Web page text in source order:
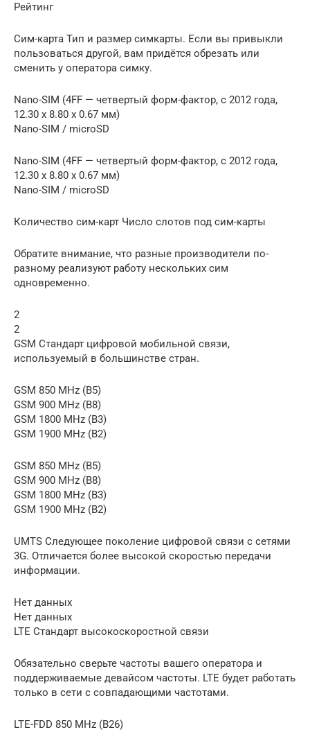
Рейтинг
Сим-карта Тип и размер симкарты. Если вы привыкли
пользоваться другой, вам придётся обрезать или
сменить у оператора симку.
Nano-SIM (4FF — четвертый форм-фактор, с 2012 года,
12.30 x 8.80 x 0.67 мм)
Nano-SIM / microSD
Nano-SIM (4FF — четвертый форм-фактор, с 2012 года,
12.30 x 8.80 x 0.67 мм)
Nano-SIM / microSD
Количество сим-карт Число слотов под сим-карты
Обратите внимание, что разные производители по-
разному реализуют работу нескольких сим
одновременно.
2
2
GSM Стандарт цифровой мобильной связи,
используемый в большинстве стран.
GSM 850 MHz (B5)
GSM 900 MHz (B8)
GSM 1800 MHz (B3)
GSM 1900 MHz (B2)
GSM 850 MHz (B5)
GSM 900 MHz (B8)
GSM 1800 MHz (B3)
GSM 1900 MHz (B2)
UMTS Следующее поколение цифровой связи с сетями
3G. Отличается более высокой скоростью передачи
информации.
Нет данных
Нет данных
LTE Стандарт высокоскоростной связи
Обязательно сверьте частоты вашего оператора и
поддерживаемые девайсом частоты. LTE будет работать
только в сети с совпадающими частотами.
LTE-FDD 850 MHz (B26)